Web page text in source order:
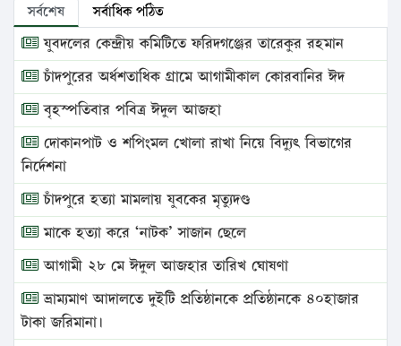
সর্বশেষ সর্বাধিক পঠিত
যুবদলের কেন্দ্রীয় কমিটিতে ফরিদগঞ্জের তারেকুর রহমান
চাঁদপুরের অর্ধশতাধিক গ্রামে আগামীকাল কোরবানির ঈদ
বৃহস্পতিবার পবিত্র ঈদুল আজহা
দোকানপাট ও শপিংমল খোলা রাখা নিয়ে বিদ্যুৎ বিভাগের
নির্দেশনা
চাঁদপুরে হত্যা মামলায় যুবকের মৃত্যুদণ্ড
মাকে হত্যা করে ‘নাটক’ সাজান ছেলে
আগামী ২৮ মে ঈদুল আজহার তারিখ ঘোষণা
ভ্রাম্যমাণ আদালতে দুইটি প্রতিষ্ঠানকে প্রতিষ্ঠানকে ৪০হাজার
টাকা জরিমানা।